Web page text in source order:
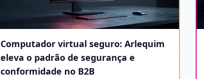
Computador virtual seguro: Arlequim
eleva o padrão de segurança e
conformidade no B2B